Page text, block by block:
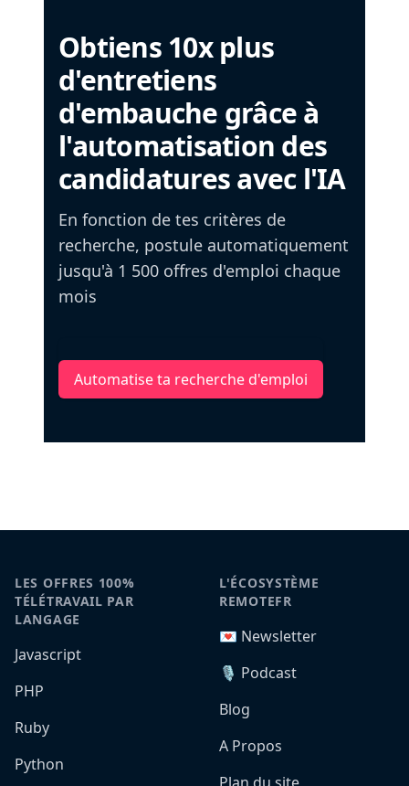
Obtiens 10x plus
d'entretiens
d'embauche grâce à
l'automatisation des
candidatures avec l'IA
En fonction de tes critères de
recherche, postule automatiquement
jusqu'à 1 500 offres d'emploi chaque
mois
Automatise ta recherche d'emploi
LES OFFRES 100%
TÉLÉTRAVAIL PAR
LANGAGE
Javascript
PHP
Ruby
Python
L'ÉCOSYSTÈME
REMOTEFR
💌 Newsletter
🎙️ Podcast
Blog
A Propos